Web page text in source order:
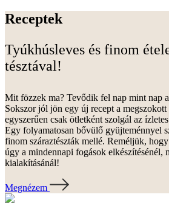
Receptek
Tyúkhúsleves és finom
tésztával!
Mit fözzek ma? Tevődik fel nap mint nap
Sokszor jól jön egy új recept a
egyszerűen csak ötletként szolgál az
Egy folyamatosan bővülő gyüjteménnyel
finom száraztészták mellé. Reméljük,
úgy a mindennapi fogások elkészítésénél,
kialakításánál!
Megnézem